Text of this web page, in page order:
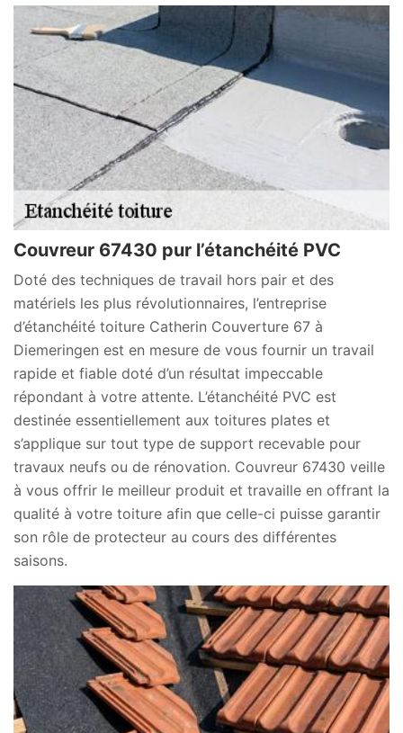
Couvreur 67430 pur l’étanchéité PVC
Doté des techniques de travail hors pair et des
matériels les plus révolutionnaires, l’entreprise
d’étanchéité toiture Catherin Couverture 67 à
Diemeringen est en mesure de vous fournir un travail
rapide et fiable doté d’un résultat impeccable
répondant à votre attente. L’étanchéité PVC est
destinée essentiellement aux toitures plates et
s’applique sur tout type de support recevable pour
travaux neufs ou de rénovation. Couvreur 67430 veille
à vous offrir le meilleur produit et travaille en offrant la
qualité à votre toiture afin que celle-ci puisse garantir
son rôle de protecteur au cours des différentes
saisons.